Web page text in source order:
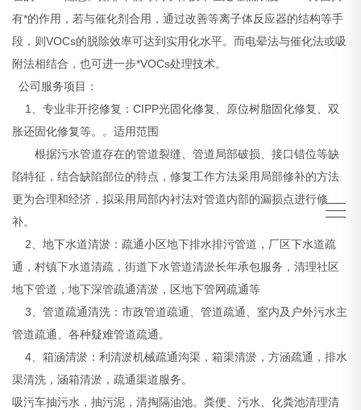
有*的作用，若与催化剂合用，通过改善等离子体反应器的结构等手
段，则VOCs的脱除效率可达到实用化水平。而电晕法与催化法或吸
附法相结合，也可进一步*VOCs处理技术。
公司服务项目：
1、专业非开挖修复：CIPP光固化修复、原位树脂固化修复、双
胀还固化修复等。。适用范围
根据污水管道存在的管道裂缝、管道局部破损、接口错位等缺
陷特征，结合缺陷部位的特点，修复工作方法采用局部修补的方法
更为合理和经济，拟采用局部内衬法对管道内部的漏损点进行修
补。
2、地下水道清淤：疏通小区地下排水排污管道，厂区下水道疏
通，村镇下水道清疏，街道下水管道清淤长年承包服务，清理社区
地下管道，地下深管疏通清淤，区地下管网疏通等
3、管道疏通清洗：市政管道疏通、管道疏通、室内及户外污水主
管道疏通、各种疑难管道疏通。
4、箱涵清淤：利清淤机械疏通沟渠，箱渠清淤，方涵疏通，排水
渠清洗，涵箱清淤，疏通渠道服务。
吸污车抽污水，抽污泥，清掏隔油池。粪便、污水、化粪池清理清